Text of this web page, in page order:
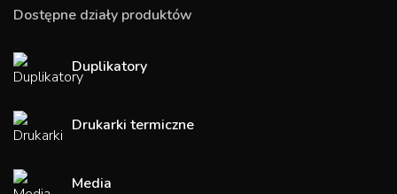
Dostępne działy produktów
Duplikatory
Drukarki termiczne
Media